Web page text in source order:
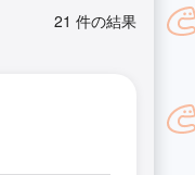
21 件の結果